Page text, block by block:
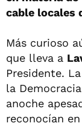
cable locales
Más curioso
que lleva a
Presidente.
la
anoche
reconocían